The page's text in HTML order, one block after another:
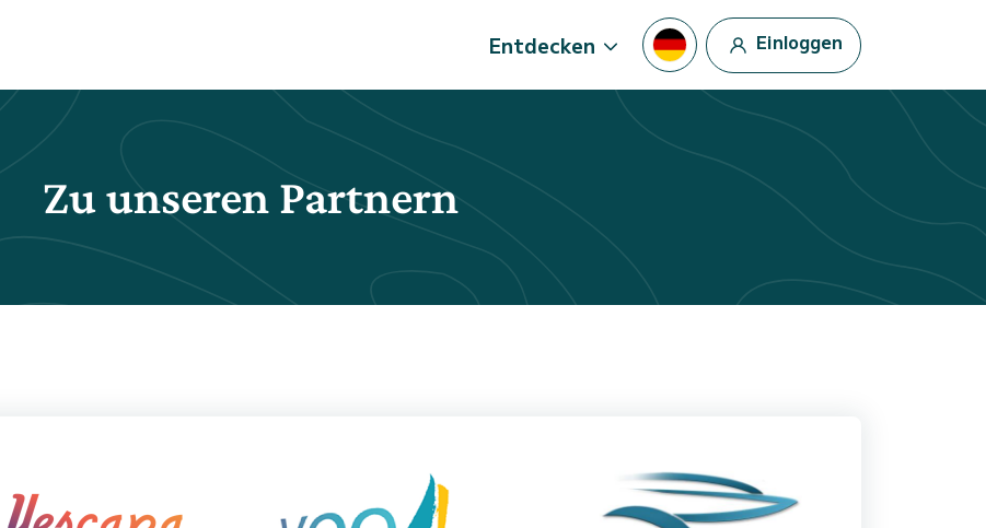
Entdecken Einloggen
Zu unseren Partnern